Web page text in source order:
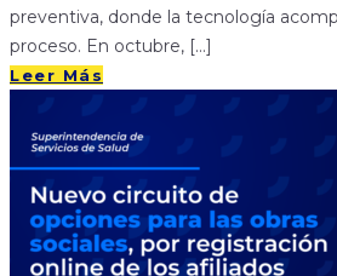
preventiva, donde la tecnología
proceso. En octubre, […]
Leer Más